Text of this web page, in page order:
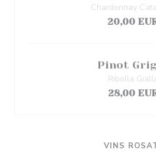
Chardonnay
20,00
Pinot
Ribolla
28,00
VINS